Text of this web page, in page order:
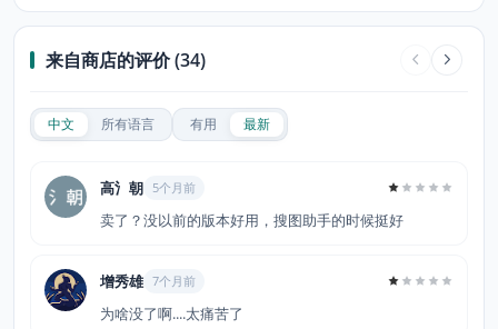
来自商店的评价 (34)
中文 所有语言 有用 最新
高氵朝 5个月前
卖了？没以前的版本好用，搜图助手的时候挺好
增秀雄 7个月前
为啥没了啊....太痛苦了